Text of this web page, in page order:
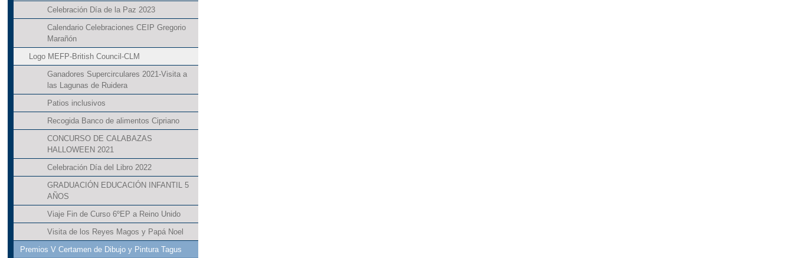
Celebración Día de la Paz 2023
Calendario Celebraciones CEIP Gregorio
Marañón
Logo MEFP-British Council-CLM
Ganadores Supercirculares 2021-Visita a
las Lagunas de Ruidera
Patios inclusivos
Recogida Banco de alimentos Cipriano
CONCURSO DE CALABAZAS
HALLOWEEN 2021
Celebración Día del Libro 2022
GRADUACIÓN EDUCACIÓN INFANTIL 5
AÑOS
Viaje Fin de Curso 6ºEP a Reino Unido
Visita de los Reyes Magos y Papá Noel
Premios V Certamen de Dibujo y Pintura Tagus